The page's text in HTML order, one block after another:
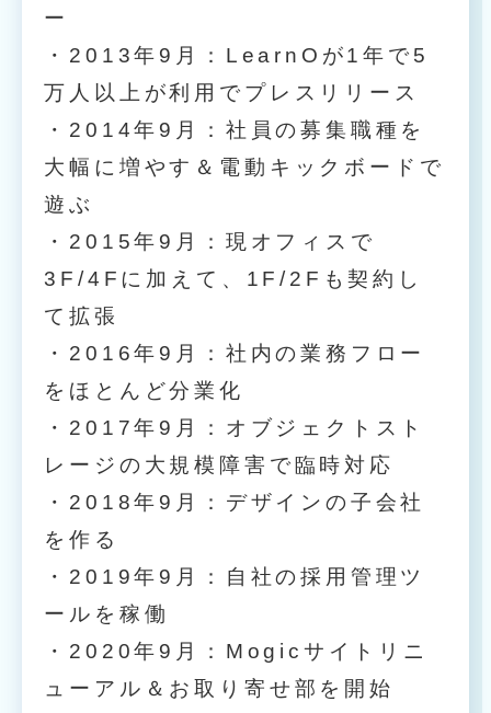
ー
・2013年9月：LearnOが1年で5
万人以上が利用でプレスリリース
・2014年9月：社員の募集職種を
大幅に増やす＆電動キックボードで
遊ぶ
・2015年9月：現オフィスで
3F/4Fに加えて、1F/2Fも契約し
て拡張
・2016年9月：社内の業務フロー
をほとんど分業化
・2017年9月：オブジェクトスト
レージの大規模障害で臨時対応
・2018年9月：デザインの子会社
を作る
・2019年9月：自社の採用管理ツ
ールを稼働
・2020年9月：Mogicサイトリニ
ューアル＆お取り寄せ部を開始